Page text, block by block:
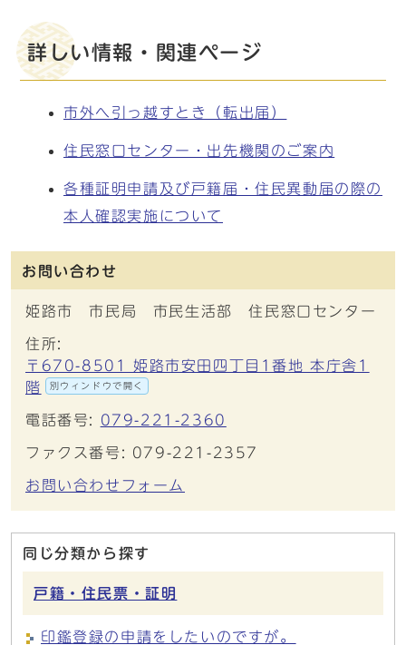
詳しい情報・関連ページ
市外へ引っ越すとき（転出届）
住民窓口センター・出先機関のご案内
各種証明申請及び戸籍届・住民異動届の際の
本人確認実施について
お問い合わせ
姫路市 市民局 市民生活部 住民窓口センター
住所:
〒670-8501 姫路市安田四丁目1番地 本庁舎1
階
別ウィンドウで開く
電話番号: 079-221-2360
ファクス番号: 079-221-2357
お問い合わせフォーム
同じ分類から探す
戸籍・住民票・証明
印鑑登録の申請をしたいのですが。